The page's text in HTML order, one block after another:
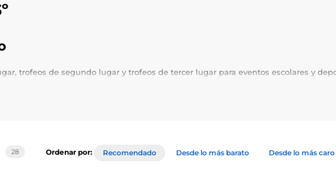
trofeos de segundo lugar y trofeos de tercer lugar para eventos escolares y
28 Ordenar por: Recomendado Desde lo más barato Desde lo más caro